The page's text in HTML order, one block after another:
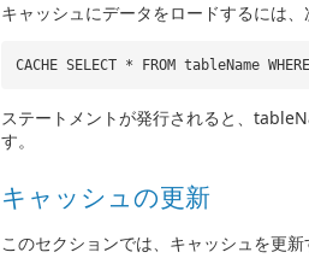
キャッシュにデータをロードするには、
CACHE SELECT * FROM tableName
ステートメントが発行されると、
す。
キャッシュの更新
このセクションでは、キャッシュを更